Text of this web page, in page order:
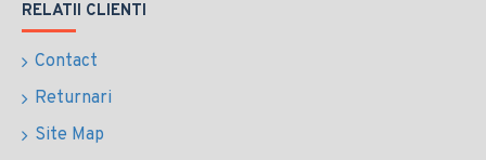
RELATII CLIENTI
Contact
Returnari
Site Map